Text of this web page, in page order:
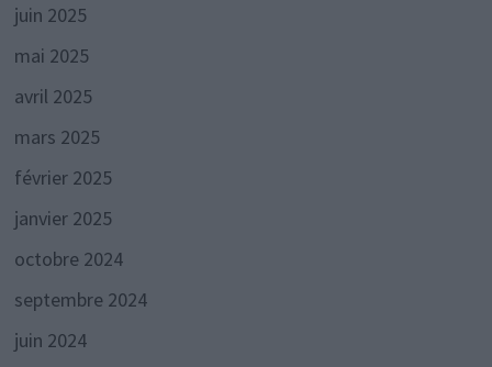
juin 2025
mai 2025
avril 2025
mars 2025
février 2025
janvier 2025
octobre 2024
septembre 2024
juin 2024